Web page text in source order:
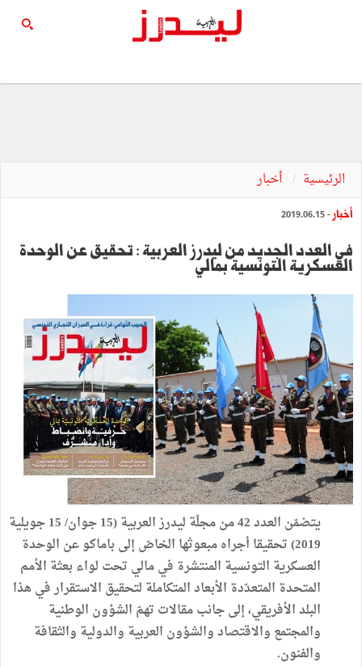
الرئيسية أخبار
أخبار - 2019.06.15
في العدد الجديد من ليدرز العربية : تحقيق عن الوحدة
العسكرية التونسية بمالي
يتضمّن العدد 42 من مجلّة ليدرز العربية (15 جوان/ 15 جويلية
2019) تحقيقا أجراه مبعوثها الخاصّ إلى باماكو عن الوحدة
العسكرية التونسية المنتشرة في مالي تحت لواء بعثة الأمم
المتحدة المتعدّدة الأبعاد المتكاملة لتحقيق الاستقرار في هذا
البلد الأفريقي، إلى جانب مقالات تهمّ الشؤون الوطنية
والمجتمع والاقتصاد والشؤون العربية والدولية والثقافة
والفنون.